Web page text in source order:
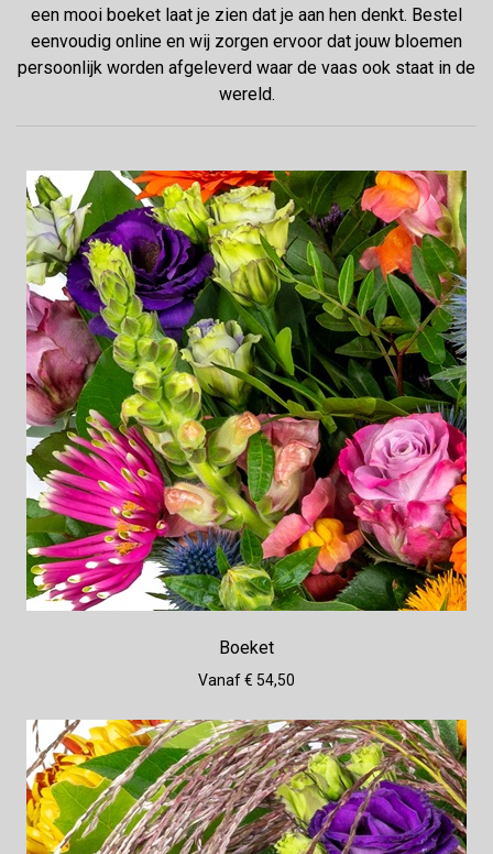
een mooi boeket laat je zien dat je aan hen denkt. Bestel
eenvoudig online en wij zorgen ervoor dat jouw bloemen
persoonlijk worden afgeleverd waar de vaas ook staat in de
wereld.
Boeket
Vanaf € 54,50